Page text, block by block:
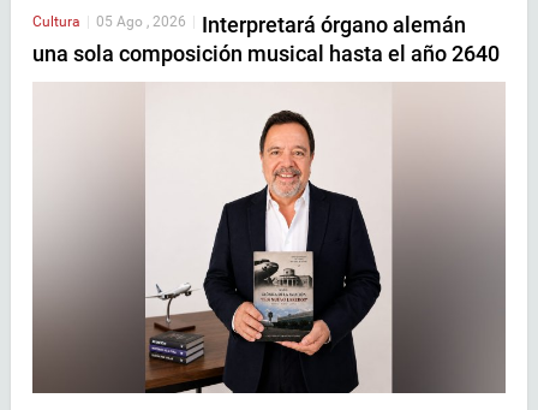
Cultura 05 Ago , 2026
Interpretará órgano alemán
una sola composición musical hasta el año 2640